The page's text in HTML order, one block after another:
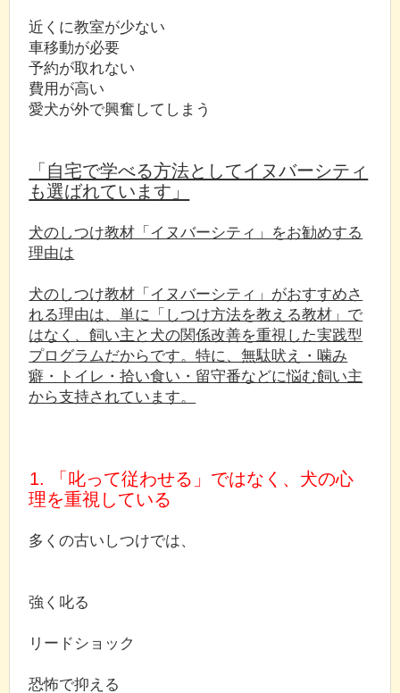
近くに教室が少ない
車移動が必要
予約が取れない
費用が高い
愛犬が外で興奮してしまう
「自宅で学べる方法としてイヌバーシティ
も選ばれています」
犬のしつけ教材「イヌバーシティ」をお勧めする
理由は
犬のしつけ教材「イヌバーシティ」がおすすめさ
れる理由は、単に「しつけ方法を教える教材」で
はなく、飼い主と犬の関係改善を重視した実践型
プログラムだからです。特に、無駄吠え・噛み
癖・トイレ・拾い食い・留守番などに悩む飼い主
から支持されています。
1. 「叱って従わせる」ではなく、犬の心
理を重視している
多くの古いしつけでは、
強く叱る
リードショック
恐怖で抑える